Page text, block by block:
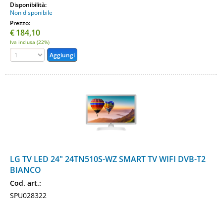
Disponibilità:
Non disponibile
Prezzo:
€184,10
Iva inclusa (22%)
LG TV LED 24" 24TN510S-WZ SMART TV WIFI DVB-T2
BIANCO
Cod. art.:
SPU028322